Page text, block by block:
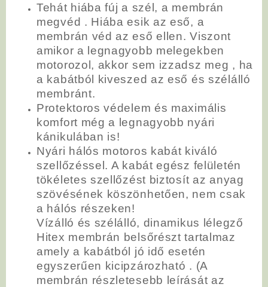
Tehát hiába fúj a szél, a membrán
megvéd . Hiába esik az eső, a
membrán véd az eső ellen. Viszont
amikor a legnagyobb melegekben
motorozol, akkor sem izzadsz meg , ha
a kabátból kiveszed az eső és szélálló
membránt.
Protektoros védelem és maximális
komfort még a legnagyobb nyári
kánikulában is!
Nyári hálós motoros kabát kiváló
szellőzéssel. A kabát egész felületén
tökéletes szellőzést biztosít az anyag
szövésének köszönhetően, nem csak
a hálós részeken!
Vízálló és szélálló, dinamikus lélegző
Hitex membrán belsőrészt tartalmaz
amely a kabátból jó idő esetén
egyszerűen kicipzározható . (A
membrán részletesebb leírását az